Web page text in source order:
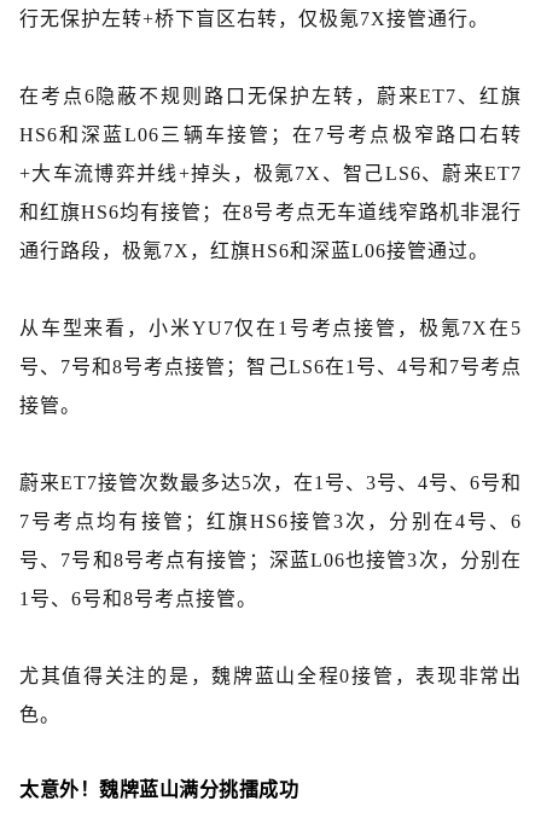
行无保护左转+桥下盲区右转，仅极氪7X接管通行。
在考点6 隐蔽不规则路口无保护左转，蔚来ET7、红旗
HS6和深蓝L06三辆车接管；在7号考点极窄路口右转
+大车流博弈并线+掉头，极氪7X、智己LS6、蔚来ET7
和红旗HS6均有接管；在8号考点无车道线窄路机非混行
通行路段，极氪7X，红旗HS6和深蓝L06接管通过。
从车型来看，小米YU7仅在1号考点接管，极氪7X在5
号、7号和8号考点接管；智己LS6在1号、4号和7号考点
接管。
蔚来ET7接管次数最多达5次，在1号、3号、4号、6号和
7号考点均有接管；红旗HS6接管3次，分别在4号、6
号、7号和8号考点有接管；深蓝L06也接管3次，分别在
1号、6号和8号考点接管。
尤其值得关注的是，魏牌蓝山全程0接管，表现非常出
色。
太意外！魏牌蓝山满分挑擂成功